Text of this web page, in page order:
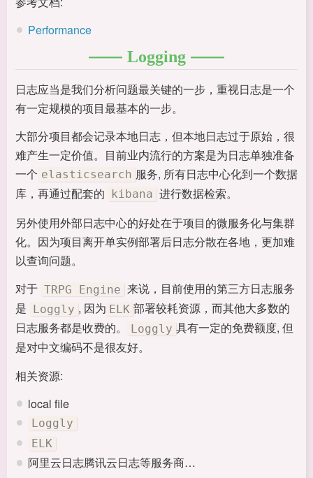
Performance
Logging
日志应当是我们分析问题最关键的一步，重视日志是一个
有一定规模的项目最基本的一步。
大部分项目都会记录本地日志，但本地日志过于原始，很
难产生一定价值。目前业内流行的方案是为日志单独准备
一个 elasticsearch 服务, 所有日志中心化到一个数据
库，再通过配套的
kibana 进行数据检索。
另外使用外部日志中心的好处在于项目的微服务化与集群
化。因为项目离开单实例部署后日志分散在各地，更加难
以查询问题。
对于 TRPG Engine 来说，目前使用的第三方日志服务
是 Loggly , 因为 ELK 部署较耗资源，而其他大多数的
日志服务都是收费的。
Loggly 具有一定的免费额度, 但
是对中文编码不是很友好。
相关资源:
local file
Loggly
ELK
阿里云日志腾讯云日志等服务商…